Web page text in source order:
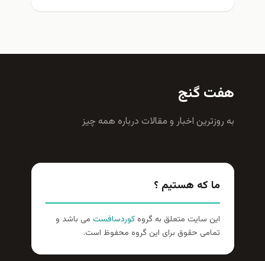
هفت گنج
به روزترين اخبار و مقالات درباره همه چيز
ما که هستیم ؟
این سایت متعلق به گروهکوردسافست می باشد و
تمامی حقوق برای این گروه محفوظ است.